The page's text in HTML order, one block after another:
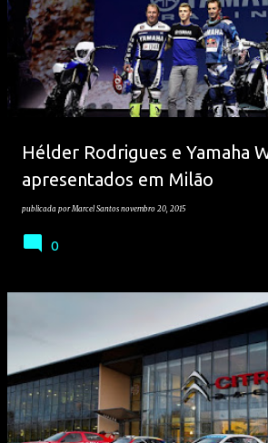
Hélder Rodrigues e Yamaha
apresentados em Milão
publicada porMarcel Santos novembro 20, 2015
0